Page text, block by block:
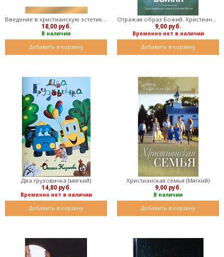
18,00 руб.
В наличии
Добавить в корзину
9,00 руб.
Временно нет в наличии
Добавить в корзину
Два грузовичка (мягкий)
14,80 руб.
Временно нет в наличии
Добавить в корзину
Христианская семья (Мягкий)
9,00 руб.
В наличии
Добавить в корзину